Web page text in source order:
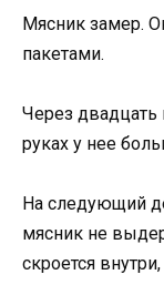
Мясник замер.
пакетами.
Через
руках у нее
На следующий
мясник не
скроется